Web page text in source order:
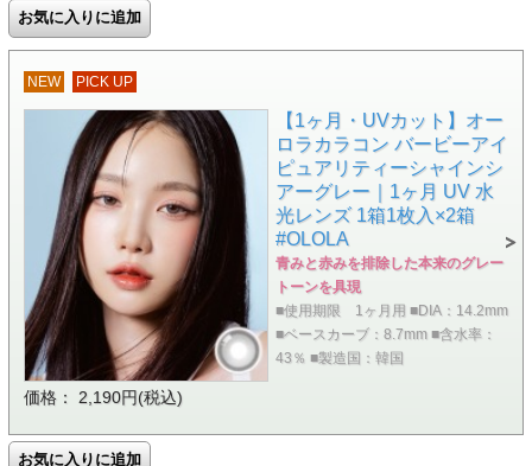
NEW PICK UP
【1ヶ月・UVカット】オー
ロラカラコン バービーアイ
ピュアリティーシャインシ
アーグレー｜1ヶ月 UV 水
光レンズ 1箱1枚入×2箱
#OLOLA
青みと赤みを排除した本来のグレー
トーンを具現
■使用期限 1ヶ月用 ■DIA：14.2mm
■ベースカーブ：8.7mm ■含水率：
43％ ■製造国：韓国
価格： 2,190円(税込)